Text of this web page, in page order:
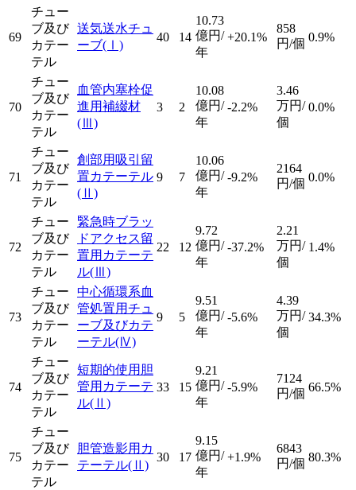
69
チュー
ブ及び
カテー
テル
送気送水チュ
ーブ(Ⅰ)
40 14
10.73
億円/
年
+20.1%
858
円/個 0.9%
70
チュー
ブ及び
カテー
テル
血管内塞栓促
進用補綴材
(Ⅲ)
3 2
10.08
億円/
年
-2.2%
3.46
万円/
個
0.0%
71
チュー
ブ及び
カテー
テル
創部用吸引留
置カテーテル
(Ⅱ)
9 7
10.06
億円/
年
-9.2%
2164
円/個 0.0%
72
チュー
ブ及び
カテー
テル
緊急時ブラッ
ドアクセス留
置用カテーテ
ル(Ⅲ)
22 12
9.72
億円/
年
-37.2%
2.21
万円/
個
1.4%
73
チュー
ブ及び
カテー
テル
中心循環系血
管処置用チュ
ーブ及びカテ
ーテル(Ⅳ)
9 5
9.51
億円/
年
-5.6%
4.39
万円/
個
34.3%
74
チュー
ブ及び
カテー
テル
短期的使用胆
管用カテーテ
ル(Ⅱ)
33 15
9.21
億円/
年
-5.9%
7124
円/個 66.5%
75
チュー
ブ及び
カテー
テル
胆管造影用カ
テーテル(Ⅱ)
30 17
9.15
億円/
年
+1.9%
6843
円/個 80.3%